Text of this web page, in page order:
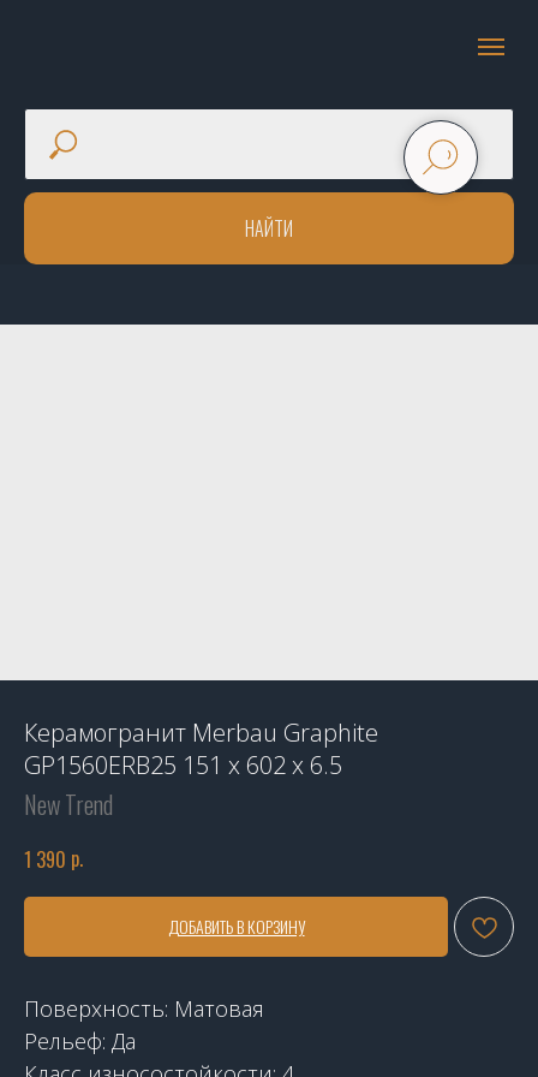
НАЙТИ
Керамогранит Merbau Graphite
GP1560ERB25 151 x 602 x 6.5
New Trend
1 390 р.
ДОБАВИТЬ В КОРЗИНУ
Поверхность: Матовая
Рельеф: Да